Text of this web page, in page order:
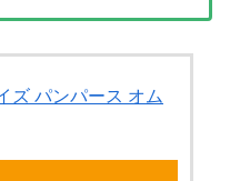
ズ パンパース オム